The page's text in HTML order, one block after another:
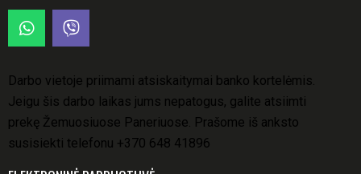
Darbo vietoje priimami atsiskaitymai banko kortelėmis.
Jeigu šis darbo laikas jums nepatogus, galite atsiimti
prekę Žemuosiuose Paneriuose. Prašome iš anksto
susisiekti telefonu +370 648 41896